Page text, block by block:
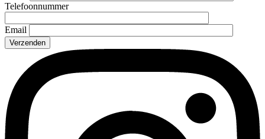
Telefoonnummer
Email